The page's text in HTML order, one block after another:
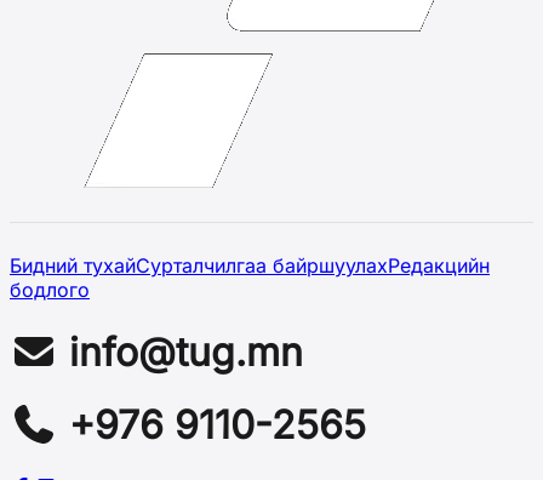
Бидний тухайСурталчилгаа байршуулахРедакцийн
бодлого
info@tug.mn
+976 9110-2565